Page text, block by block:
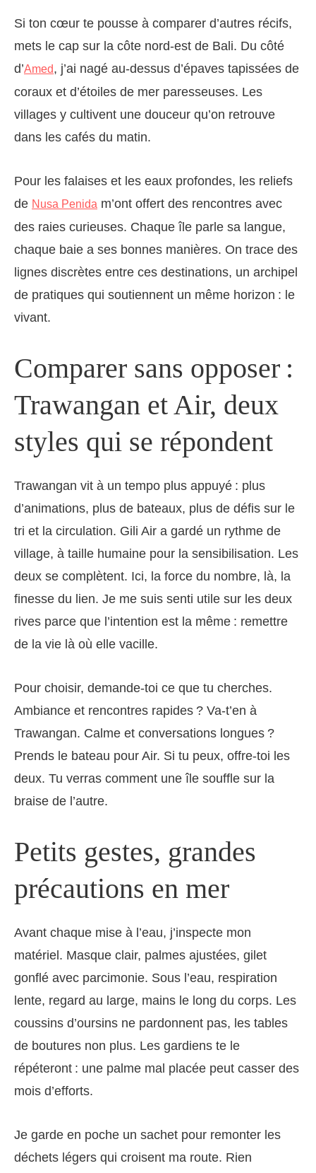
Si ton cœur te pousse à comparer d’autres récifs,
mets le cap sur la côte nord-est de Bali. Du côté
d’Amed, j’ai nagé au-dessus d’épaves tapissées de
coraux et d’étoiles de mer paresseuses. Les
villages y cultivent une douceur qu’on retrouve
dans les cafés du matin.
Pour les falaises et les eaux profondes, les reliefs
de Nusa Penida m’ont offert des rencontres avec
des raies curieuses. Chaque île parle sa langue,
chaque baie a ses bonnes manières. On trace des
lignes discrètes entre ces destinations, un archipel
de pratiques qui soutiennent un même horizon : le
vivant.
Comparer sans opposer :
Trawangan et Air, deux
styles qui se répondent
Trawangan vit à un tempo plus appuyé : plus
d’animations, plus de bateaux, plus de défis sur le
tri et la circulation. Gili Air a gardé un rythme de
village, à taille humaine pour la sensibilisation. Les
deux se complètent. Ici, la force du nombre, là, la
finesse du lien. Je me suis senti utile sur les deux
rives parce que l’intention est la même : remettre
de la vie là où elle vacille.
Pour choisir, demande-toi ce que tu cherches.
Ambiance et rencontres rapides ? Va-t’en à
Trawangan. Calme et conversations longues ?
Prends le bateau pour Air. Si tu peux, offre-toi les
deux. Tu verras comment une île souffle sur la
braise de l’autre.
Petits gestes, grandes
précautions en mer
Avant chaque mise à l’eau, j’inspecte mon
matériel. Masque clair, palmes ajustées, gilet
gonflé avec parcimonie. Sous l’eau, respiration
lente, regard au large, mains le long du corps. Les
coussins d’oursins ne pardonnent pas, les tables
de boutures non plus. Les gardiens te le
répéteront : une palme mal placée peut casser des
mois d’efforts.
Je garde en poche un sachet pour remonter les
déchets légers qui croisent ma route. Rien